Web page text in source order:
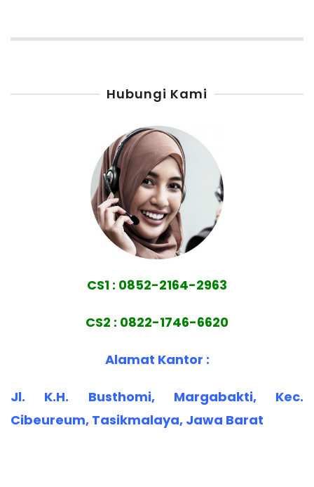
Hubungi Kami
CS1 : 0852-2164-2963
CS2 : 0822-1746-6620
Alamat Kantor :
Jl. K.H. Busthomi, Margabakti, Kec.
Cibeureum, Tasikmalaya, Jawa Barat